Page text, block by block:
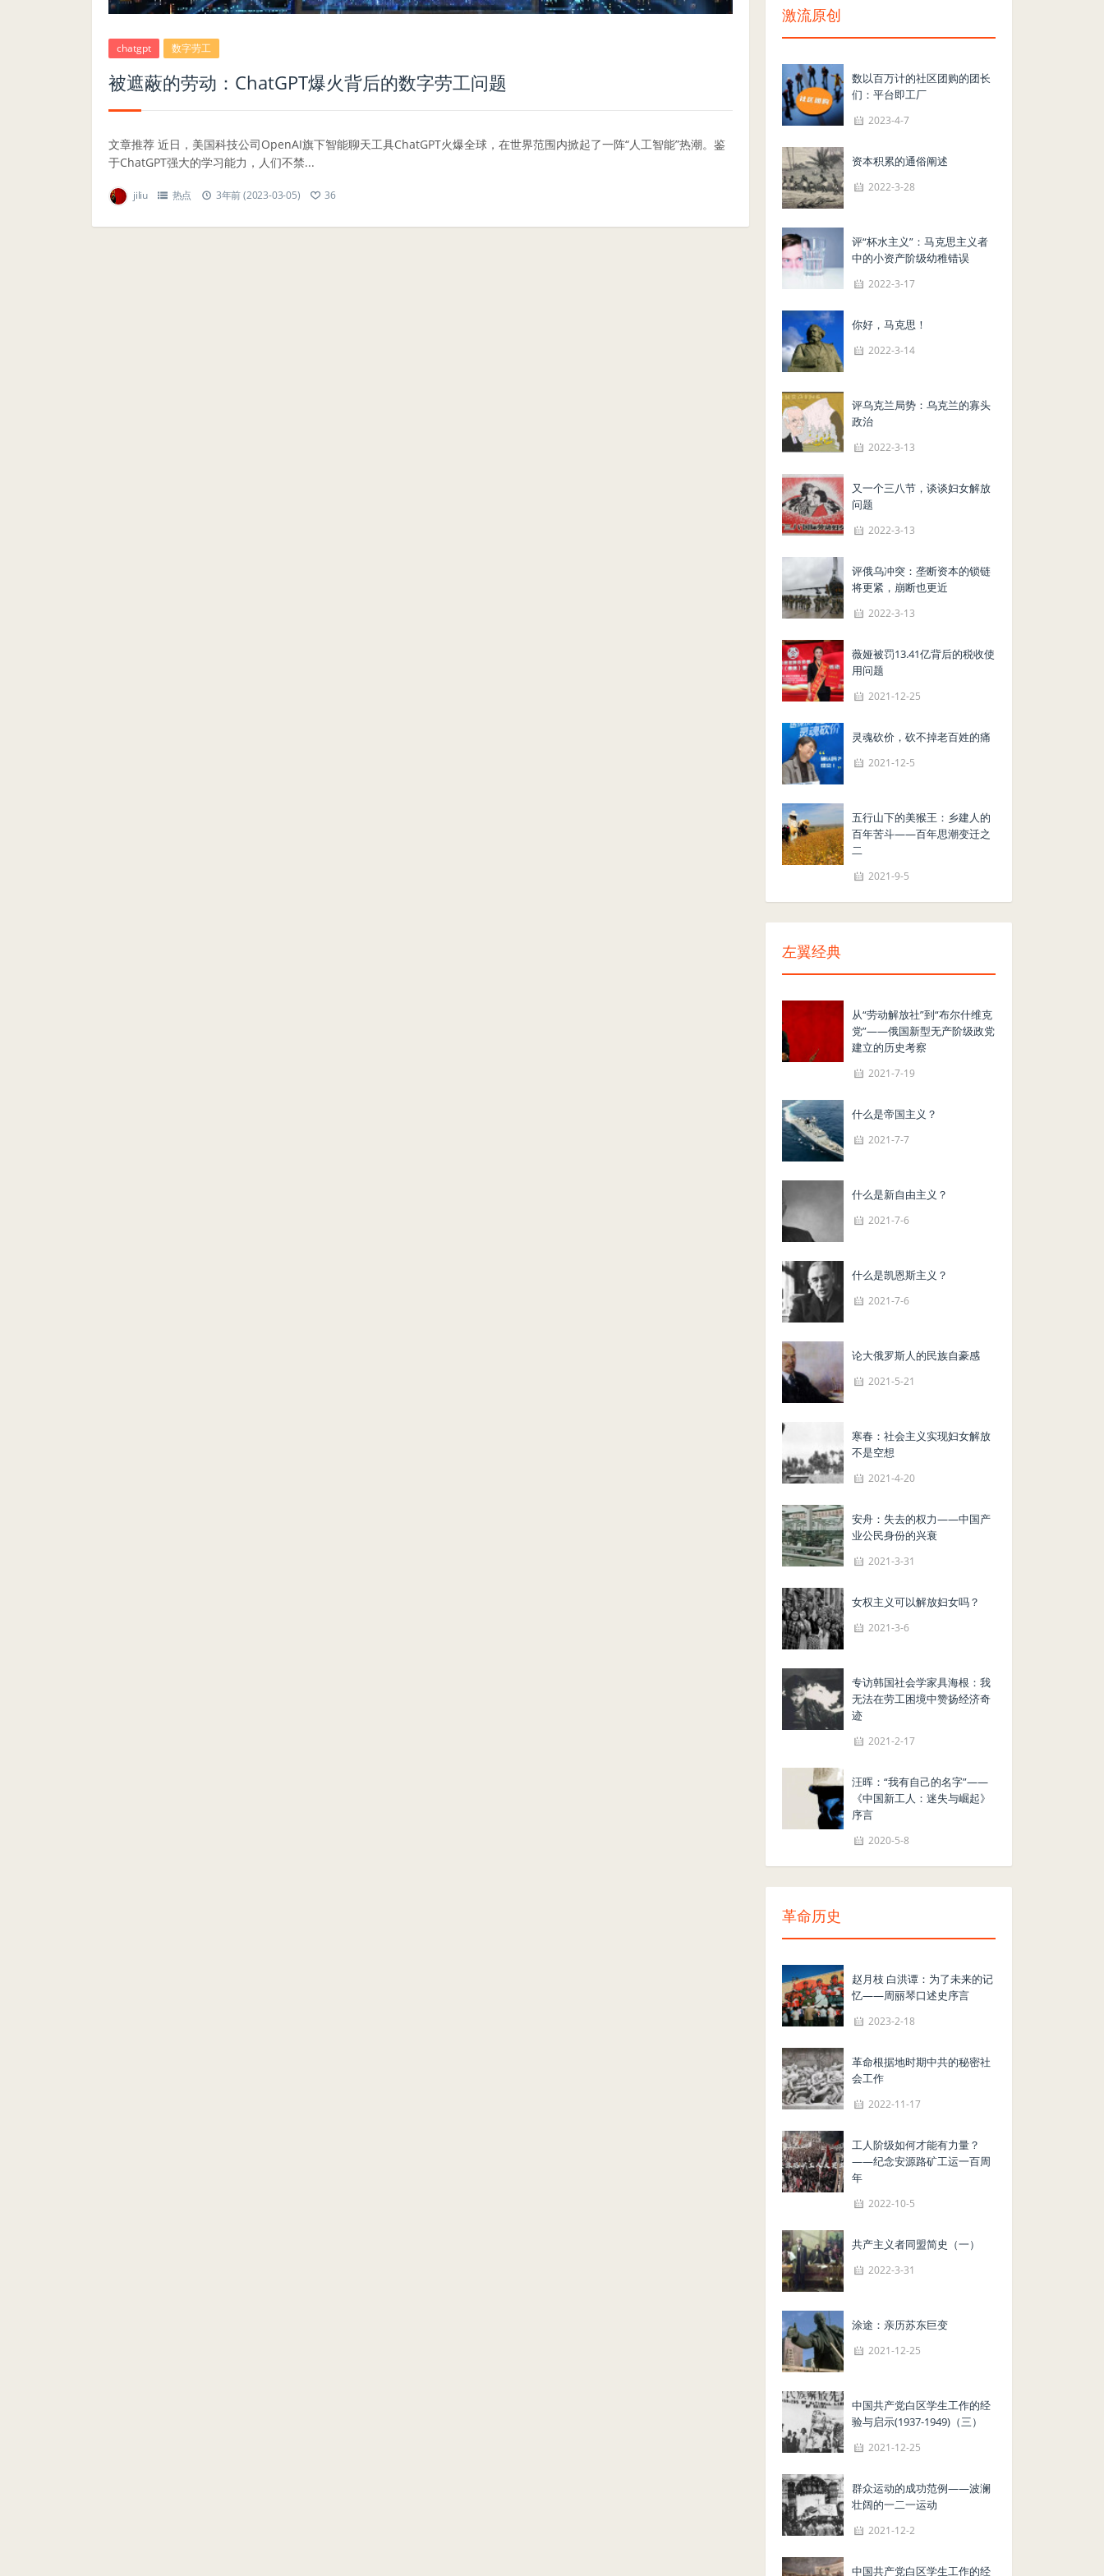
chatgpt 数字劳工
被遮蔽的劳动：ChatGPT爆火背后的数字劳工问题
文章推荐 近日，美国科技公司OpenAI旗下智能聊天工具ChatGPT火爆全球，在世界范围内掀起了一阵“人工智能”热潮。鉴
于ChatGPT强大的学习能力，人们不禁...
jiliu 热点 3年前 (2023-03-05) 36
激流原创
数以百万计的社区团购的团长
们：平台即工厂
2023-4-7
资本积累的通俗阐述
2022-3-28
评“杯水主义”：马克思主义者
中的小资产阶级幼稚错误
2022-3-17
你好，马克思！
2022-3-14
评乌克兰局势：乌克兰的寡头
政治
2022-3-13
又一个三八节，谈谈妇女解放
问题
2022-3-13
评俄乌冲突：垄断资本的锁链
将更紧，崩断也更近
2022-3-13
薇娅被罚13.41亿背后的税收使
用问题
2021-12-25
灵魂砍价，砍不掉老百姓的痛
2021-12-5
五行山下的美猴王：乡建人的
百年苦斗——百年思潮变迁之
二
2021-9-5
左翼经典
从“劳动解放社”到“布尔什维克
党”——俄国新型无产阶级政党
建立的历史考察
2021-7-19
什么是帝国主义？
2021-7-7
什么是新自由主义？
2021-7-6
什么是凯恩斯主义？
2021-7-6
论大俄罗斯人的民族自豪感
2021-5-21
寒春：社会主义实现妇女解放
不是空想
2021-4-20
安舟：失去的权力——中国产
业公民身份的兴衰
2021-3-31
女权主义可以解放妇女吗？
2021-3-6
专访韩国社会学家具海根：我
无法在劳工困境中赞扬经济奇
迹
2021-2-17
汪晖：“我有自己的名字”——
《中国新工人：迷失与崛起》
序言
2020-5-8
革命历史
赵月枝 白洪谭：为了未来的记
忆——周丽琴口述史序言
2023-2-18
革命根据地时期中共的秘密社
会工作
2022-11-17
工人阶级如何才能有力量？
——纪念安源路矿工运一百周
年
2022-10-5
共产主义者同盟简史（一）
2022-3-31
涂途：亲历苏东巨变
2021-12-25
中国共产党白区学生工作的经
验与启示(1937-1949)（三）
2021-12-25
群众运动的成功范例——波澜
壮阔的一二一运动
2021-12-2
中国共产党白区学生工作的经